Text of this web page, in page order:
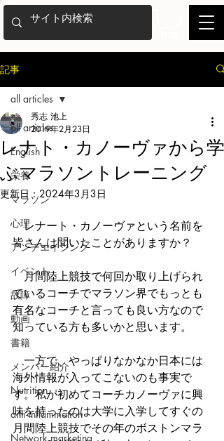
記事
all articles
English
栄養
マラソン
心理
アンチエイジング
イベント
故障
動画
書籍
メンバー紹介
Nutrition
anti-inflammation
Network marketing
all articles
レナト・カノーヴァから学
ぶマラソントレーニング
秀志 池上
2019年2月23日
更新日：2024年3月3日
レナート・カノーヴァという名前を
皆さんは聞いたことがありますか？
月間陸上競技で何回か取り上げられ
ているコーチでマラソン界でもっとも
有名なコーチと言っても良い方なので
知っている方も多いかと思います。
一方で、やっぱりなかなか日本には
海外情報が入ってこないのも事実で
す。私が初めてコーチカノーヴァに興
味を持ったのは大学に入学してすぐの
月間陸上競技でその年のボストンマラ